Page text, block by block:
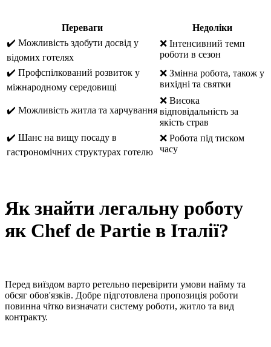
Переваги
Недоліки
✔️ Можливість здобути досвід у
відомих готелях
❌ Інтенсивний темп
роботи в сезон
✔️ Профспілкований розвиток у
міжнародному середовищі
❌ Змінна робота, також у
вихідні та святки
✔️ Можливість житла та харчування
❌ Висока
відповідальність за
якість страв
✔️ Шанс на вищу посаду в
гастрономічних структурах готелю
❌ Робота під тиском
часу
Як знайти легальну роботу
як Chef de Partie в Італії?
Перед виїздом варто ретельно перевірити умови найму та
обсяг обов'язків. Добре підготовлена пропозиція роботи
повинна чітко визначати систему роботи, житло та вид
контракту.